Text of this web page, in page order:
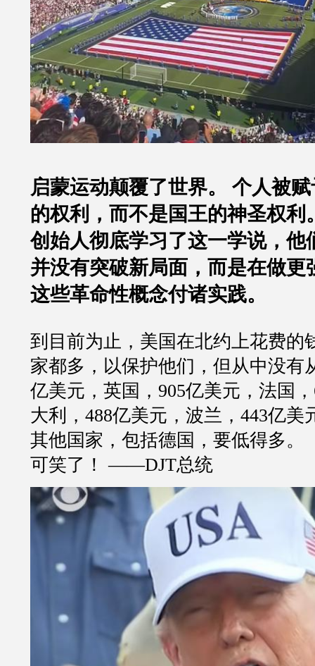
启蒙运动颠覆了世界。 个人被
的权利，而不是国王的神圣权利
创始人彻底学习了这一学说，他
并没有突破新局面，而是在做更
这些革命性概念付诸实践。
到目前为止，美国在北约上花费的
家都多，以保护他们，但从中没有
亿美元，英国，905亿美元，法国
大利，488亿美元，波兰，443亿美
其他国家，包括德国，要低得多。
可笑了！ ——DJT总统